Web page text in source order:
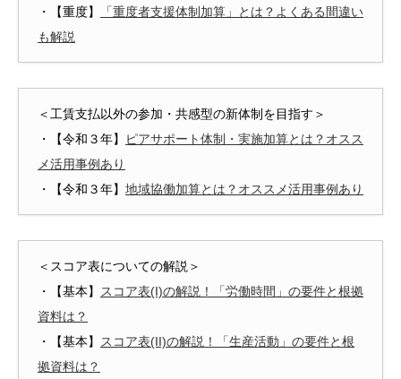
・【重度】
「重度者支援体制加算」とは？よくある間違い
も解説
＜工賃支払以外の参加・共感型の新体制を目指す＞
・【令和３年】
ピアサポート体制・実施加算とは？オスス
メ活用事例あり
・【令和３年】 地域協働加算とは？オススメ活用事例あり
＜スコア表についての解説＞
・【基本】
スコア表(I)の解説！「労働時間」の要件と根拠
資料は？
・【基本】
スコア表(II)の解説！「生産活動」の要件と根
拠資料は？